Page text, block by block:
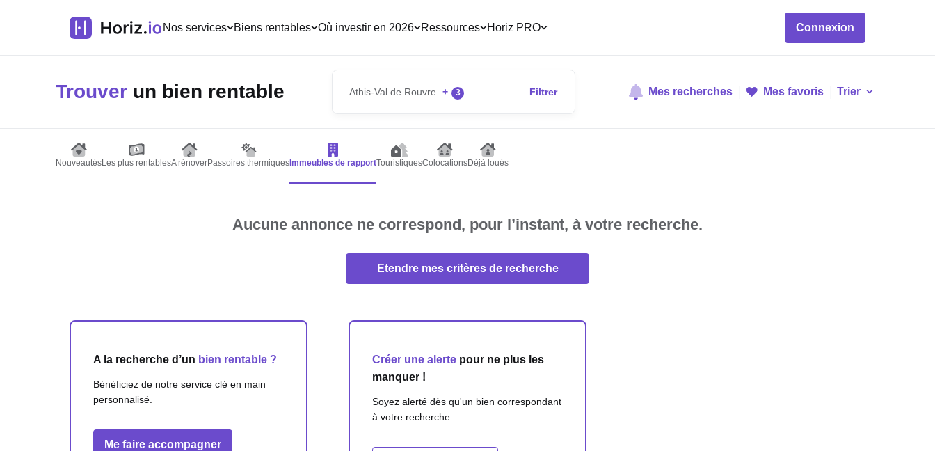
Nos services Biens rentables Où investir en 2026 Ressources Horiz PRO Connexion
Trouver un bien rentable Athis-Val de Rouvre + 3 Filtrer Mes recherches Mes favoris Trier
NouveautésLes plus rentablesA rénoverPassoires thermiques Immeubles de rapportTouristiquesColocationsDéjà loués
Aucune annonce ne correspond, pour l’instant, à votre recherche.
Etendre mes critères de recherche
A la recherche d’un bien rentable ?
Bénéficiez de notre service clé en main
personnalisé.
Me faire accompagner
Créer une alertepour ne plus les
manquer !
Soyez alerté dès qu'un bien correspondant
à votre recherche.